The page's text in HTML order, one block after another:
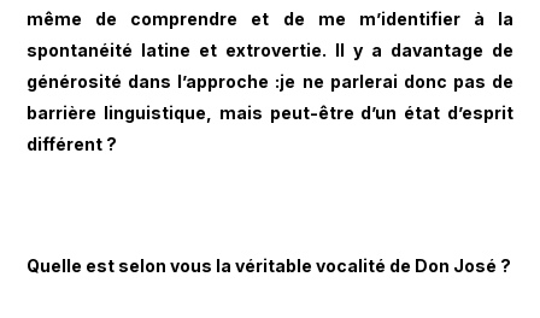
même de comprendre et de me m’identifier à la
spontanéité latine et extrovertie. Il y a davantage de
générosité dans l’approche :je ne parlerai donc pas de
barrière linguistique, mais peut-être d’un état d’esprit
différent ?
Quelle est selon vous la véritable vocalité de Don José ?